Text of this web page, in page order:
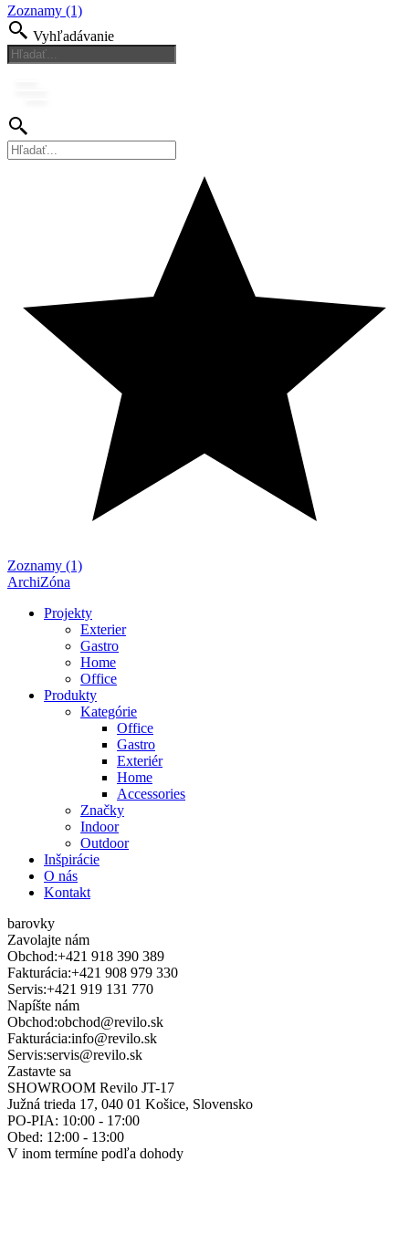
Zoznamy (1)
Vyhľadávanie
Zoznamy (1)
ArchiZóna
Projekty
Exterier
Gastro
Home
Office
Produkty
Kategórie
Office
Gastro
Exteriér
Home
Accessories
Značky
Indoor
Outdoor
Inšpirácie
O nás
Kontakt
barovky
Zavolajte nám
Obchod:+421 918 390 389
Fakturácia:+421 908 979 330
Servis:+421 919 131 770
Napíšte nám
Obchod:obchod@revilo.sk
Fakturácia:info@revilo.sk
Servis:servis@revilo.sk
Zastavte sa
SHOWROOM Revilo JT-17
Južná trieda 17, 040 01 Košice, Slovensko
PO-PIA: 10:00 - 17:00
Obed: 12:00 - 13:00
V inom termíne podľa dohody